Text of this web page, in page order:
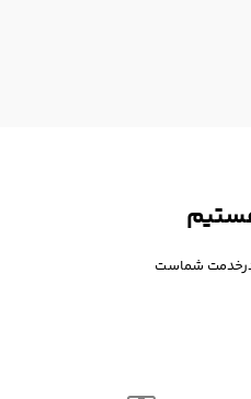
درخدمت شماست